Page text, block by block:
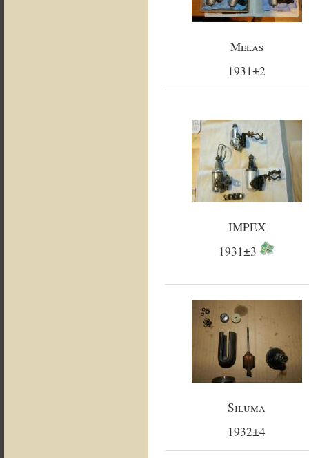
Melas
1931±2
IMPEX
1931±3
Siluma
1932±4